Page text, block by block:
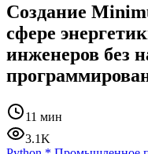
Создание
сфере
инженеров без
11 мин
3.1K